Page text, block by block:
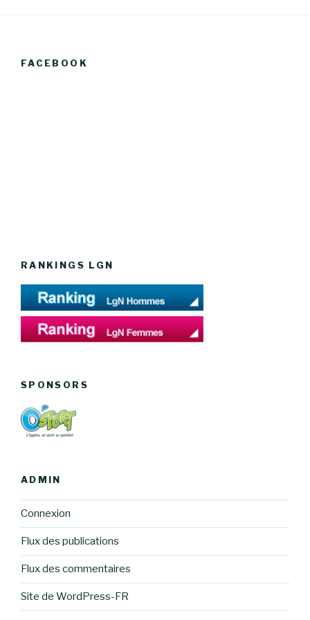
FACEBOOK
RANKINGS LGN
SPONSORS
ADMIN
Connexion
Flux des publications
Flux des commentaires
Site de WordPress-FR